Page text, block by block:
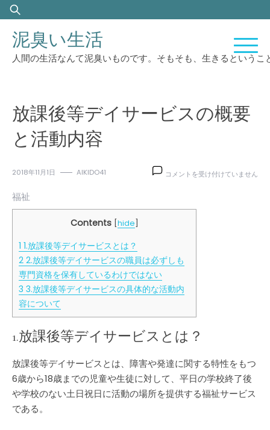
Skip
to
content
索:
泥臭い生活
人間の生活なんて泥臭いものです。そもそも、生きるという
放課後等デイサービスの概要
と活動内容
2018年11月1日 AIKIDO41
ビ
の
概
と
活
動
容
は
コメントを受け付けていません
福祉
Contents hide
1 1.放課後等デイサービスとは？
2 2.放課後等デイサービスの職員は必ずしも
専門資格を保有しているわけではない
3 3.放課後等デイサービスの具体的な活動内
容について
1.放課後等デイサービスとは？
放課後等デイサービスとは、障害や発達に関する特性をもつ
6歳から18歳までの児童や生徒に対して、平日の学校終了後
や学校のない土日祝日に活動の場所を提供する福祉サービス
である。